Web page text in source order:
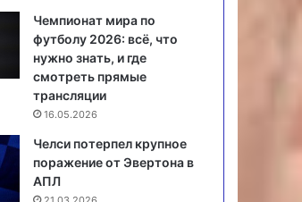
Чемпионат мира по
футболу 2026: всё, что
нужно знать, и где
смотреть прямые
трансляции
16.05.2026
Челси потерпел крупное
поражение от Эвертона в
АПЛ